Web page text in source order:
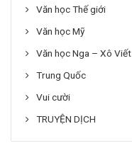
Văn học Thế giới
Văn học Mỹ
Văn học Nga – Xô Viết
Trung Quốc
Vui cười
TRUYỆN DỊCH